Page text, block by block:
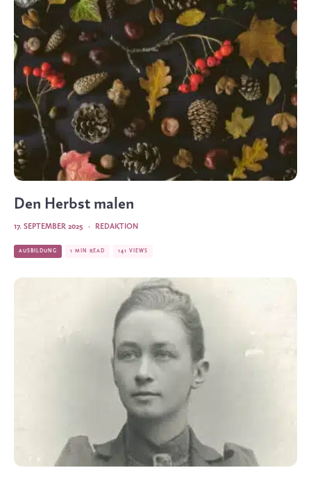
Den Herbst malen
REDAKTION
·
17. SEPTEMBER 2025
AUSBILDUNG 1 MIN READ 141 VIEWS